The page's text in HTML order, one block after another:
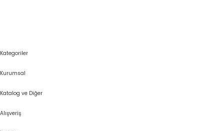
Kategoriler
Kurumsal
Katalog ve Diğer
Alışveriş